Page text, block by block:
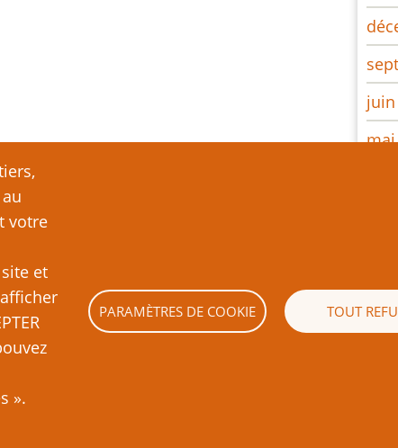
votre
et
».
PARAMÈTRES DE COOKIE TOUT
juin
mai